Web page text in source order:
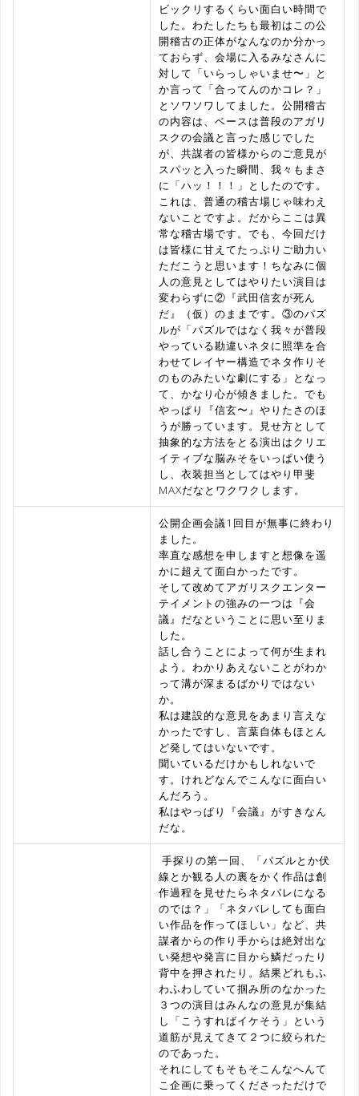
ビックリするくらい面白い時間で
した。わたしたちも最初はこの公
開稽古の正体がなんなのか分かっ
ておらず、会場に入るみなさんに
対して「いらっしゃいませ〜」と
か言って「合ってんのかコレ？」
とソワソワしてました。公開稽古
の内容は、ベースは普段のアガリ
スクの会議と言った感じでした
が、共謀者の皆様からのご意見が
スパッと入った瞬間、我々もまさ
に「ハッ！！！」としたのです。
これは、普通の稽古場じゃ味わえ
ないことですよ。だからここは異
常な稽古場です。でも、今回だけ
は皆様に甘えてたっぷりご助力い
ただこうと思います！ちなみに個
人の意見としてはやりたい演目は
変わらずに②『武田信玄が死ん
だ』（仮）のままです。③のパズ
ルが「パズルではなく我々が普段
やっている勘違いネタに照準を合
わせてレイヤー構造でネタ作りそ
のものみたいな劇にする」となっ
て、かなり心が傾きました。でも
やっぱり『信玄〜』やりたさのほ
うが勝っています。見せ方として
抽象的な方法をとる演出はクリエ
イティブな脳みそをいっぱい使う
し、衣装担当としてはやり甲斐
MAXだなとワクワクします。
公開企画会議1回目が無事に終わり
ました。
率直な感想を申しますと想像を遥
かに超えて面白かったです。
そして改めてアガリスクエンター
テイメントの強みの一つは『会
議』だなということに思い至りま
した。
話し合うことによって何が生まれ
よう。わかりあえないことがわか
って溝が深まるばかりではない
か。
私は建設的な意見をあまり言えな
かったですし、言葉自体もほとん
ど発してはいないです。
聞いているだけかもしれないで
す。けれどなんでこんなに面白い
んだろう。
私はやっぱり『会議』がすきなん
だな。
手探りの第一回、「パズルとか伏
線とか観る人の裏をかく作品は創
作過程を見せたらネタバレになる
のでは？」「ネタバレしても面白
い作品を作ってほしい」など、共
謀者からの作り手からは絶対出な
い発想や発言に目から鱗だったり
背中を押されたり。結果どれもふ
わふわしていて掴み所のなかった
３つの演目はみんなの意見が集結
し「こうすればイケそう」という
道筋が見えてきて２つに絞られた
のであった。
それにしてもそもそこんなへんて
こ企画に乗ってくださっただけで